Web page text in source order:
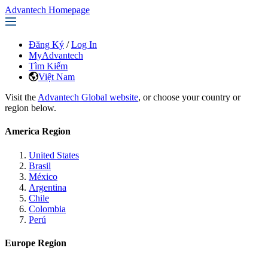
Advantech Homepage
Đăng Ký / Log In
MyAdvantech
Tìm Kiếm
Việt Nam
Visit the Advantech Global website, or choose your country or
region below.
America Region
United States
Brasil
México
Argentina
Chile
Colombia
Perú
Europe Region